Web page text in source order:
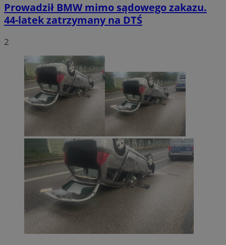
Prowadził BMW mimo sądowego zakazu.
44-latek zatrzymany na DTŚ
2